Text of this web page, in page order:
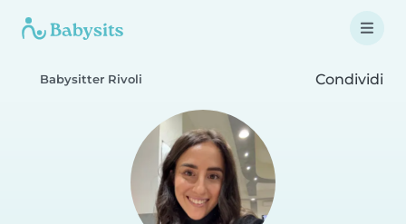
Babysitter Rivoli Condividi